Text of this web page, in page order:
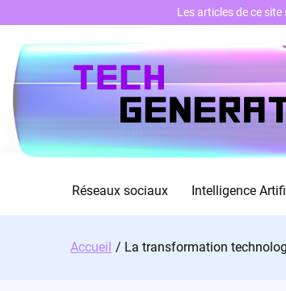
content
Réseaux sociaux Intelligence
Accueil La transformation
Les articles de ce